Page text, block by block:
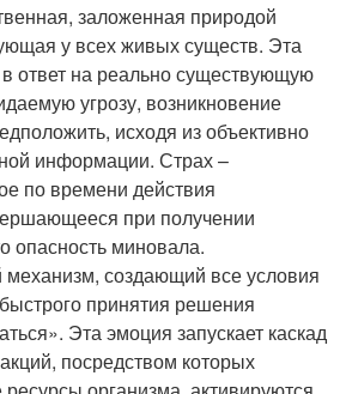
заложенная природой
у всех живых существ. Эта
ответ на реально существующую
угрозу, возникновение
исходя из объективно
информации. Страх –
по времени действия
при получении
опасность миновала.
создающий все условия
принятия решения
Эта эмоция запускает каскад
посредством которых